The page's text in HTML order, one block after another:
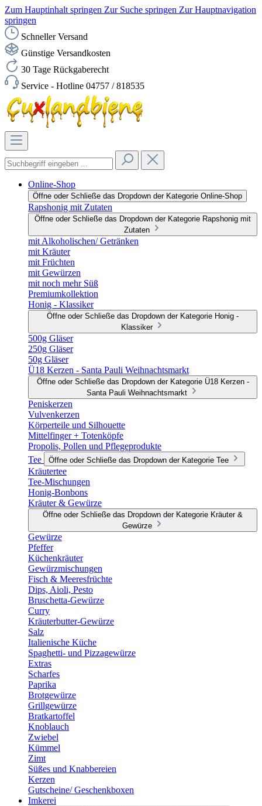
Zum Hauptinhalt springen Zur Suche springen Zur Hauptnavigation
springen
Schneller Versand
Günstige Versandkosten
30 Tage Rückgaberecht
Service - Hotline 04757 / 818535
Online-Shop
Öffne oder Schließe das Dropdown der Kategorie Online-Shop
Rapshonig mit Zutaten
Öffne oder Schließe das Dropdown der Kategorie Rapshonig mit
Zutaten
mit Alkoholischen/ Getränken
mit Kräuter
mit Früchten
mit Gewürzen
mit noch mehr Süß
Premiumkollektion
Honig - Klassiker
Öffne oder Schließe das Dropdown der Kategorie Honig -
Klassiker
500g Gläser
250g Gläser
50g Gläser
Ü18 Kerzen - Santa Pauli Weihnachtsmarkt
Öffne oder Schließe das Dropdown der Kategorie Ü18 Kerzen -
Santa Pauli Weihnachtsmarkt
Peniskerzen
Vulvenkerzen
Körperteile und Silhouette
Mittelfinger + Totenköpfe
Propolis, Pollen und Pflegeprodukte
Tee
Öffne oder Schließe das Dropdown der Kategorie Tee
Kräutertee
Tee-Mischungen
Honig-Bonbons
Kräuter & Gewürze
Öffne oder Schließe das Dropdown der Kategorie Kräuter &
Gewürze
Gewürze
Pfeffer
Küchenkräuter
Gewürzmischungen
Fisch & Meeresfrüchte
Dips, Aioli, Pesto
Bruschetta-Gewürze
Curry
Kräuterbutter-Gewürze
Salz
Italienische Küche
Spaghetti- und Pizzagewürze
Extras
Scharfes
Paprika
Brotgewürze
Grillgewürze
Bratkartoffel
Knoblauch
Zwiebel
Kümmel
Zimt
Süßes und Knabbereien
Kerzen
Gutscheine/ Geschenkboxen
Imkerei